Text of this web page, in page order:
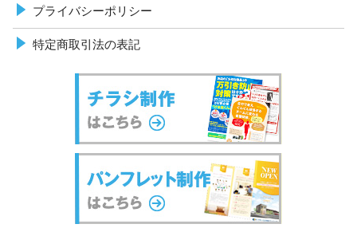
プライバシーポリシー
特定商取引法の表記